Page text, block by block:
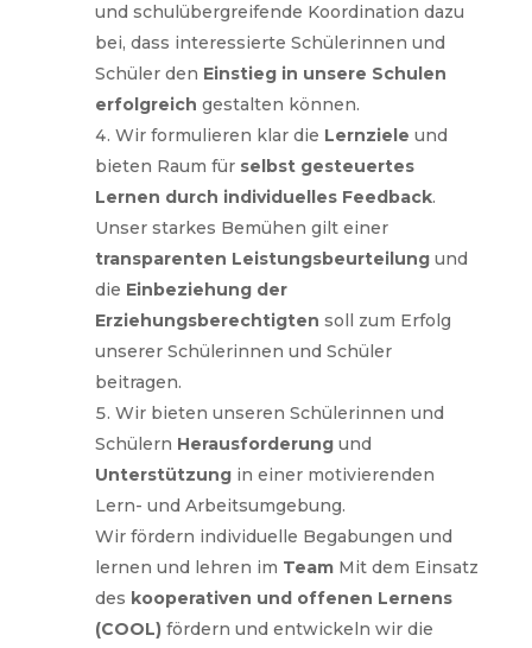
und schulübergreifende Koordination dazu
bei, dass interessierte Schülerinnen und
Schüler den Einstieg in unsere Schulen
erfolgreich gestalten können.
Wir formulieren klar die Lernziele und
bieten Raum für selbst gesteuertes
Lernen durch individuelles Feedback.
Unser starkes Bemühen gilt einer
transparenten Leistungsbeurteilungund
die Einbeziehung der
Erziehungsberechtigten soll zum Erfolg
unserer Schülerinnen und Schüler
beitragen.
Wir bieten unseren Schülerinnen und
Schülern Herausforderungund
Unterstützungin einer motivierenden
Lern- und Arbeitsumgebung.
Wir fördern individuelle Begabungen und
lernen und lehren im Team Mit dem Einsatz
des kooperativen und offenen Lernens
(COOL) fördern und entwickeln wir die